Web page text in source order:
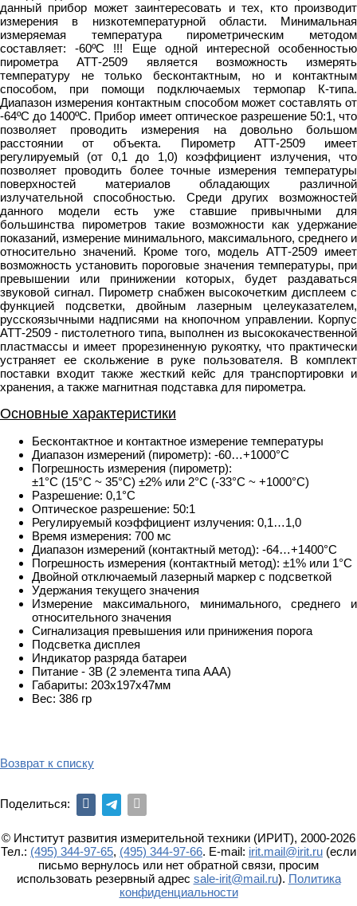
данный прибор может заинтересовать и тех, кто производит
измерения в низкотемпературной области. Минимальная
измеряемая температура пирометрическим методом
составляет: -60ºC !!! Еще одной интересной особенностью
пирометра АТТ-2509 является возможность измерять
температуру не только бесконтактным, но и контактным
способом, при помощи подключаемых термопар К-типа.
Диапазон измерения контактным способом может составлять от
-64ºC до 1400ºC. Прибор имеет оптическое разрешение 50:1, что
позволяет проводить измерения на довольно большом
расстоянии от объекта. Пирометр АТТ-2509 имеет
регулируемый (от 0,1 до 1,0) коэффициент излучения, что
позволяет проводить более точные измерения температуры
поверхностей материалов обладающих различной
излучательной способностью. Среди других возможностей
данного модели есть уже ставшие привычными для
большинства пирометров такие возможности как удержание
показаний, измерение минимального, максимального, среднего и
относительно значений. Кроме того, модель АТТ-2509 имеет
возможность установить пороговые значения температуры, при
превышении или принижении которых, будет раздаваться
звуковой сигнал. Пирометр снабжен высокочетким дисплеем с
функцией подсветки, двойным лазерным целеуказателем,
русскоязычными надписями на кнопочном управлении. Корпус
АТТ-2509 - пистолетного типа, выполнен из высококачественной
пластмассы и имеет прорезиненную рукоятку, что практически
устраняет ее скольжение в руке пользователя. В комплект
поставки входит также жесткий кейс для транспортировки и
хранения, а также магнитная подставка для пирометра.
Основные характеристики
Бесконтактное и контактное измерение температуры
Диапазон измерений (пирометр): -60…+1000°С
Погрешность измерения (пирометр):
±1°C (15°C ~ 35°C) ±2% или 2°C (-33°C ~ +1000°C)
Разрешение: 0,1°C
Оптическое разрешение: 50:1
Регулируемый коэффициент излучения: 0,1…1,0
Время измерения: 700 мс
Диапазон измерений (контактный метод): -64…+1400°С
Погрешность измерения (контактный метод): ±1% или 1°С
Двойной отключаемый лазерный маркер с подсветкой
Удержания текущего значения
Измерение максимального, минимального, среднего и
относительного значения
Сигнализация превышения или принижения порога
Подсветка дисплея
Индикатор разряда батареи
Питание - 3В (2 элемента типа ААА)
Габариты: 203х197х47мм
Вес: 386 гр
Возврат к списку
Поделиться:
© Институт развития измерительной техники (ИРИТ), 2000-2026
Тел.: (495) 344-97-65, (495) 344-97-66. E-mail: irit.mail@irit.ru (если
письмо вернулось или нет обратной связи, просим
использовать резервный адрес sale-irit@mail.ru). Политика
конфиденциальности